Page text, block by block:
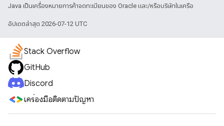
Java เป็นเครื่องหมายการค้าจดทะเบียนของ Oracle และ/หรือบริษัทในเครือ
อัปเดตล่าสุด 2026-07-12 UTC
Stack Overflow
GitHub
Discord
เครื่องมือติดตามปัญหา